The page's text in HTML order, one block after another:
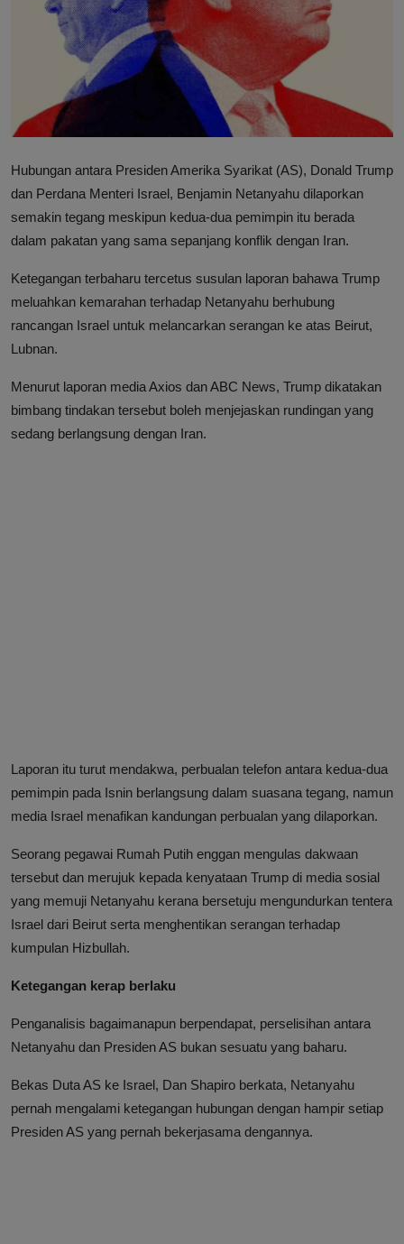
Hubungi Kami
Hubungan antara Presiden Amerika Syarikat (AS), Donald Trump
dan Perdana Menteri Israel, Benjamin Netanyahu dilaporkan
semakin tegang meskipun kedua-dua pemimpin itu berada
dalam pakatan yang sama sepanjang konflik dengan Iran.
Ketegangan terbaharu tercetus susulan laporan bahawa Trump
meluahkan kemarahan terhadap Netanyahu berhubung
rancangan Israel untuk melancarkan serangan ke atas Beirut,
Lubnan.
Menurut laporan media Axios dan ABC News, Trump dikatakan
bimbang tindakan tersebut boleh menjejaskan rundingan yang
sedang berlangsung dengan Iran.
Laporan itu turut mendakwa, perbualan telefon antara kedua-dua
pemimpin pada Isnin berlangsung dalam suasana tegang, namun
media Israel menafikan kandungan perbualan yang dilaporkan.
Seorang pegawai Rumah Putih enggan mengulas dakwaan
tersebut dan merujuk kepada kenyataan Trump di media sosial
yang memuji Netanyahu kerana bersetuju mengundurkan tentera
Israel dari Beirut serta menghentikan serangan terhadap
kumpulan Hizbullah.
Ketegangan kerap berlaku
Penganalisis bagaimanapun berpendapat, perselisihan antara
Netanyahu dan Presiden AS bukan sesuatu yang baharu.
Bekas Duta AS ke Israel, Dan Shapiro berkata, Netanyahu
pernah mengalami ketegangan hubungan dengan hampir setiap
Presiden AS yang pernah bekerjasama dengannya.